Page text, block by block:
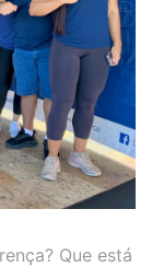
Que está